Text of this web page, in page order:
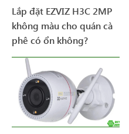
Lắp đặt EZVIZ H3C 2MP
không màu cho quán cà
phê có ổn không?